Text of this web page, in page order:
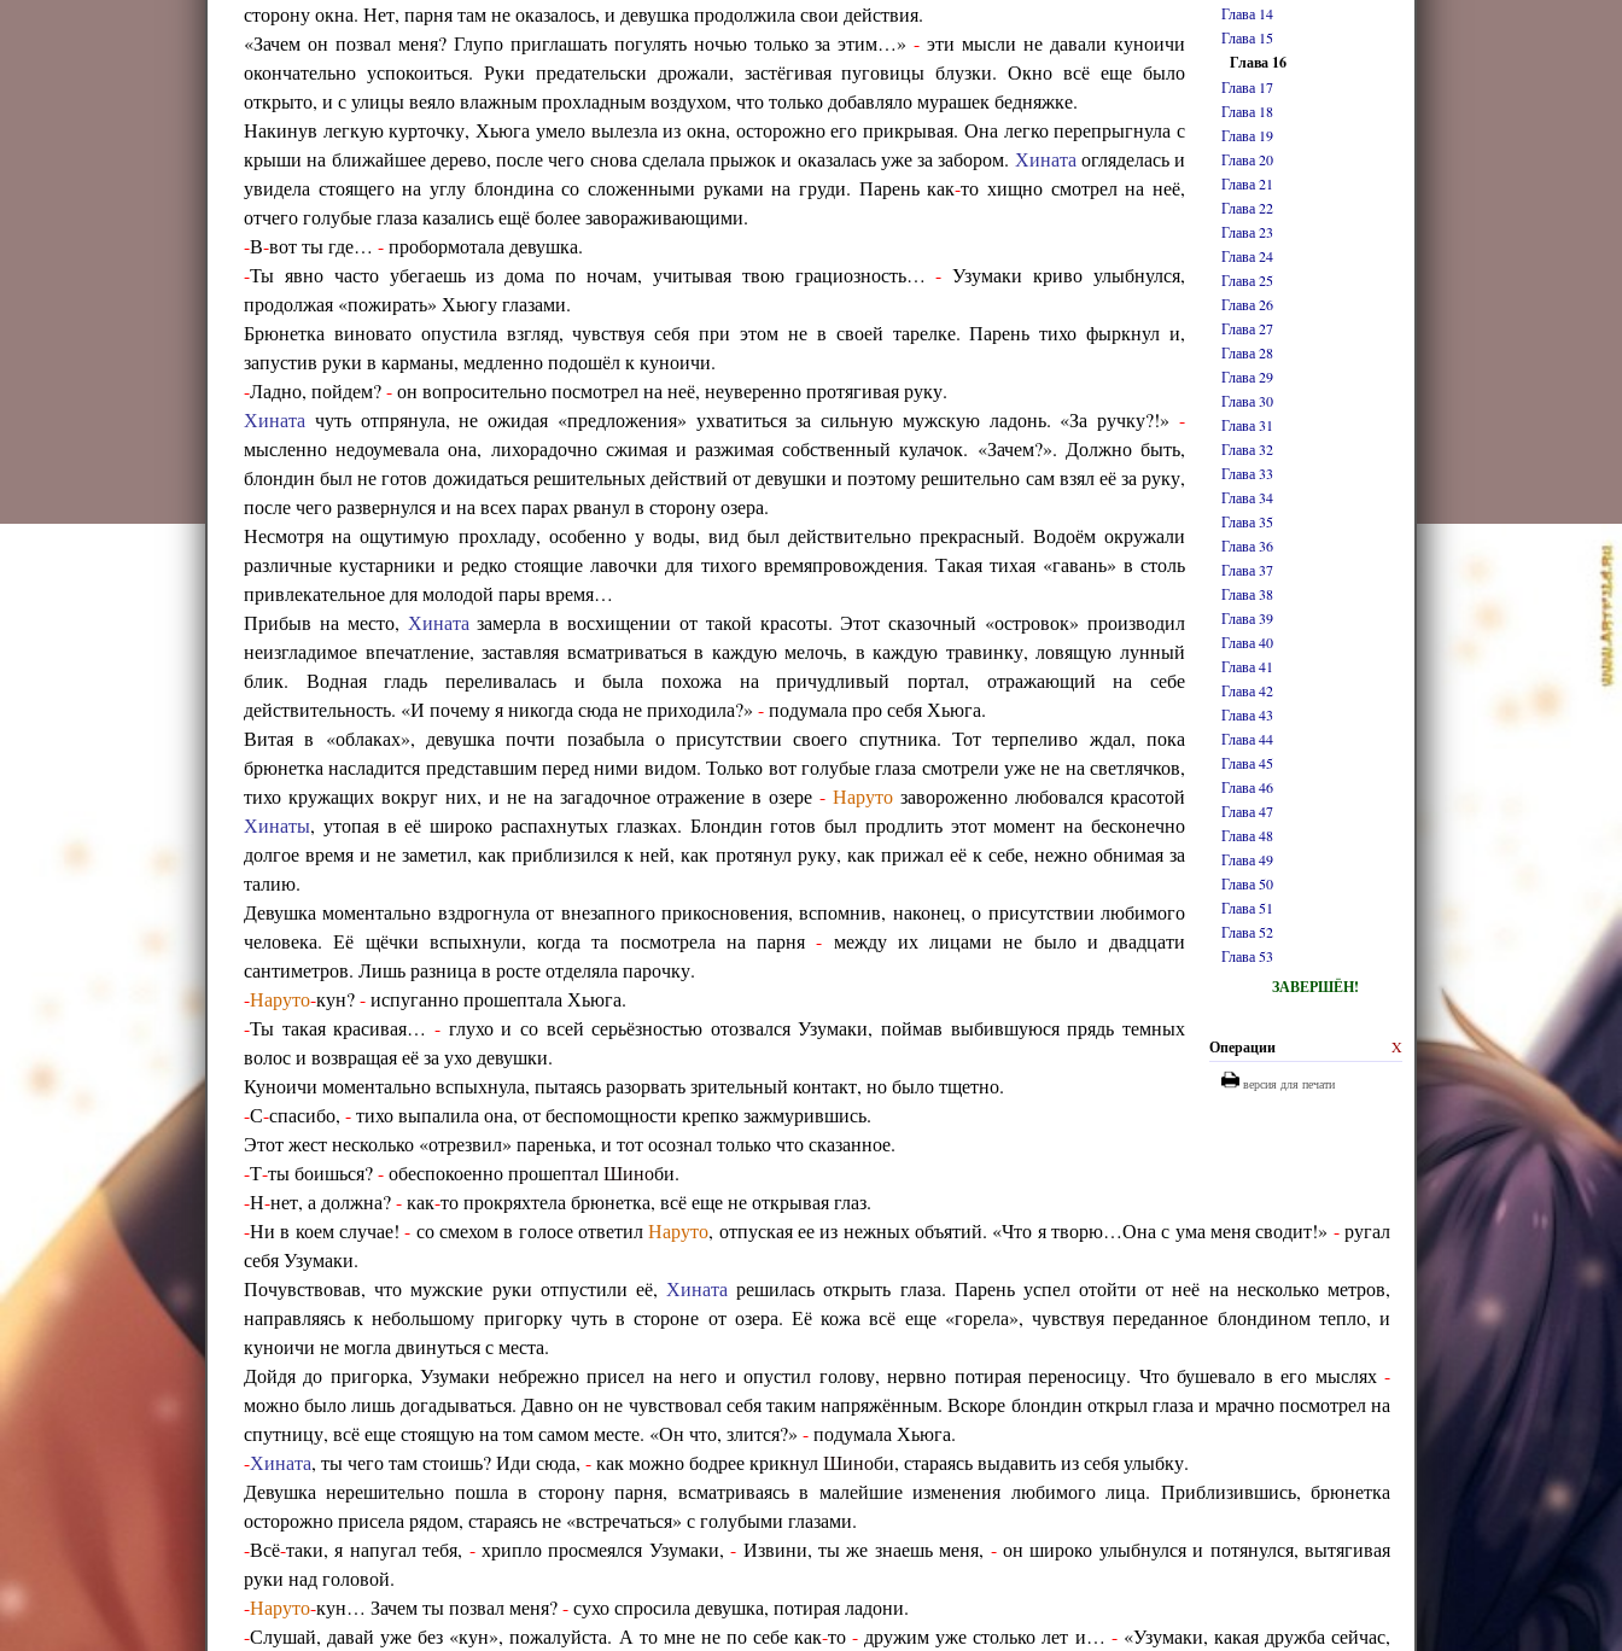
Глава 14
Глава 15
Глава 16
Глава 17
Глава 18
Глава 19
Глава 20
Глава 21
Глава 22
Глава 23
Глава 24
Глава 25
Глава 26
Глава 27
Глава 28
Глава 29
Глава 30
Глава 31
Глава 32
Глава 33
Глава 34
Глава 35
Глава 36
Глава 37
Глава 38
Глава 39
Глава 40
Глава 41
Глава 42
Глава 43
Глава 44
Глава 45
Глава 46
Глава 47
Глава 48
Глава 49
Глава 50
Глава 51
Глава 52
Глава 53
ЗАВЕРШЁН!
X
Операции
версия для печати
сторону окна. Нет, парня там не оказалось, и девушка продолжила свои действия.
«Зачем он позвал меня? Глупо приглашать погулять ночью только за этим…»- эти мысли не давали куноичи
окончательно успокоиться. Руки предательски дрожали, застёгивая пуговицы блузки. Окно всё еще было
открыто, и с улицы веяло влажным прохладным воздухом, что только добавляло мурашек бедняжке.
Накинув легкую курточку, Хьюга умело вылезла из окна, осторожно его прикрывая. Она легко перепрыгнула с
крыши на ближайшее дерево, после чего снова сделала прыжок и оказалась уже за забором. Хината огляделась и
увидела стоящего на углу блондина со сложенными руками на груди. Парень как-то хищно смотрел на неё,
отчего голубые глаза казались ещё более завораживающими.
-В-вот ты где… -пробормотала девушка.
-Ты явно часто убегаешь из дома по ночам, учитывая твою грациозность…- Узумаки криво улыбнулся,
продолжая «пожирать» Хьюгу глазами.
Брюнетка виновато опустила взгляд, чувствуя себя при этом не в своей тарелке. Парень тихо фыркнул и,
запустив руки в карманы, медленно подошёл к куноичи.
-Ладно, пойдем?-он вопросительно посмотрел на неё, неуверенно протягивая руку.
Хината чуть отпрянула, не ожидая «предложения» ухватиться за сильную мужскую ладонь. «За ручку?!» -
мысленно недоумевала она, лихорадочно сжимая и разжимая собственный кулачок. «Зачем?». Должно быть,
блондин был не готов дожидаться решительных действий от девушки и поэтому решительно сам взял её за руку,
после чего развернулся и на всех парах рванул в сторону озера.
Несмотря на ощутимую прохладу, особенно у воды, вид был действительно прекрасный. Водоём окружали
различные кустарники и редко стоящие лавочки для тихого времяпровождения. Такая тихая «гавань» в столь
привлекательное для молодой пары время…
Прибыв на место, Хината замерла в восхищении от такой красоты. Этот сказочный «островок» производил
неизгладимое впечатление, заставляя всматриваться в каждую мелочь, в каждую травинку, ловящую лунный
блик. Водная гладь переливалась и была похожа на причудливый портал, отражающий на себе
действительность. «И почему я никогда сюда не приходила?» -подумала про себя Хьюга.
Витая в «облаках», девушка почти позабыла о присутствии своего спутника. Тот терпеливо ждал, пока
брюнетка насладится представшим перед ними видом. Только вот голубые глаза смотрели уже не на светлячков,
тихо кружащих вокруг них, и не на загадочное отражение в озере- Наруто завороженно любовался красотой
Хинаты, утопая в её широко распахнутых глазках. Блондин готов был продлить этот момент на бесконечно
долгое время и не заметил, как приблизился к ней, как протянул руку, как прижал её к себе, нежно обнимая за
талию.
Девушка моментально вздрогнула от внезапного прикосновения, вспомнив, наконец, о присутствии любимого
человека. Её щёчки вспыхнули, когда та посмотрела на парня- между их лицами не было и двадцати
сантиметров. Лишь разница в росте отделяла парочку.
-Наруто-кун?-испуганно прошептала Хьюга.
-Ты такая красивая… -глухо и со всей серьёзностью отозвался Узумаки, поймав выбившуюся прядь темных
волос и возвращая её за ухо девушки.
Куноичи моментально вспыхнула, пытаясь разорвать зрительный контакт, но было тщетно.
-С-спасибо, -тихо выпалила она, от беспомощности крепко зажмурившись.
Этот жест несколько «отрезвил» паренька, и тот осознал только что сказанное.
-Т-ты боишься?-обеспокоенно прошепталШиноби.
-Н-нет, а должна?-как-то прокряхтела брюнетка, всё еще не открывая глаз.
-Ни в коем случае!- со смехом в голосе ответилНаруто, отпуская ее из нежных объятий. «Что я творю…Она с ума меня сводит!» -ругал
себя Узумаки.
Почувствовав, что мужские руки отпустили её, Хината решилась открыть глаза. Парень успел отойти от неё на несколько метров,
направляясь к небольшому пригорку чуть в стороне от озера. Её кожа всё еще «горела», чувствуя переданное блондином тепло, и
куноичи не могла двинуться с места.
Дойдя до пригорка, Узумаки небрежно присел на него и опустил голову, нервно потирая переносицу. Что бушевало в его мыслях -
можно было лишь догадываться. Давно он не чувствовал себя таким напряжённым. Вскоре блондин открыл глаза и мрачно посмотрел на
спутницу, всё еще стоящую на том самом месте. «Он что, злится?» -подумала Хьюга.
-Хината, ты чего там стоишь? Иди сюда, -как можно бодрее крикнулШиноби, стараясь выдавить из себя улыбку.
Девушка нерешительно пошла в сторону парня, всматриваясь в малейшие изменения любимого лица. Приблизившись, брюнетка
осторожно присела рядом, стараясь не «встречаться» с голубыми глазами.
-Всё-таки, я напугал тебя, -хрипло просмеялся Узумаки,- Извини, ты же знаешь меня, -он широко улыбнулся и потянулся, вытягивая
руки над головой.
-Наруто-кун… Зачем ты позвал меня?-сухо спросила девушка, потирая ладони.
-Слушай, давай уже без «кун», пожалуйста. А то мне не по себе как-то- дружим уже столько лет и… -«Узумаки, какая дружба сейчас,